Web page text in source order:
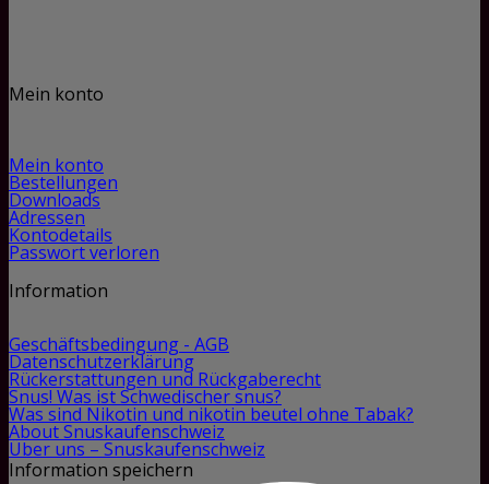
Mein konto
Mein konto
Bestellungen
Downloads
Adressen
Kontodetails
Passwort verloren
Information
Geschäftsbedingung - AGB
Datenschutzerklärung
Rückerstattungen und Rückgaberecht
Snus! Was ist Schwedischer snus?
Was sind Nikotin und nikotin beutel ohne Tabak?
About Snuskaufenschweiz
Über uns – Snuskaufenschweiz
Information speichern